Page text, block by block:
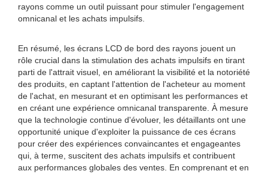
rayons comme un outil puissant pour stimuler l'engagement
omnicanal et les achats impulsifs.
En résumé, les écrans LCD de bord des rayons jouent un
rôle crucial dans la stimulation des achats impulsifs en tirant
parti de l'attrait visuel, en améliorant la visibilité et la notoriété
des produits, en captant l'attention de l'acheteur au moment
de l'achat, en mesurant et en optimisant les performances et
en créant une expérience omnicanal transparente. À mesure
que la technologie continue d'évoluer, les détaillants ont une
opportunité unique d'exploiter la puissance de ces écrans
pour créer des expériences convaincantes et engageantes
qui, à terme, suscitent des achats impulsifs et contribuent
aux performances globales des ventes. En comprenant et en